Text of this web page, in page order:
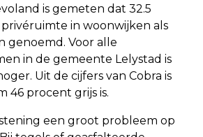
is gemeten dat 32.5
in woonwijken als
genoemd. Voor alle
in de gemeente Lelystad is
Uit de cijfers van Cobra is
46 procent grijs is.
een groot probleem op